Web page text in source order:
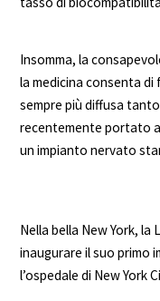
Insomma, la
la medicina consenta di
sempre più diffusa
recentemente portato
un impianto nervato
Nella bella New York,
inaugurare il suo primo
l’ospedale di New York